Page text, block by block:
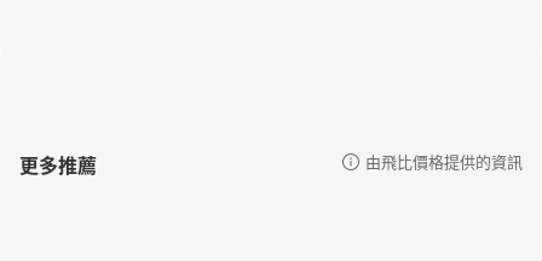
更多推薦 由飛比價格提供的資訊